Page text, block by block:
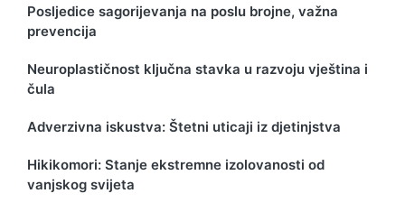
Posljedice sagorijevanja na poslu brojne, važna
prevencija
Neuroplastičnost ključna stavka u razvoju vještina i
čula
Adverzivna iskustva: Štetni uticaji iz djetinjstva
Hikikomori: Stanje ekstremne izolovanosti od
vanjskog svijeta